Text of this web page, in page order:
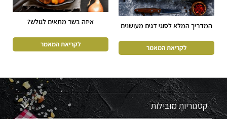
המדריך המלא לסוגי דגים מעושנים איזה בשר מתאים לגולש?
קטגוריות מובילות